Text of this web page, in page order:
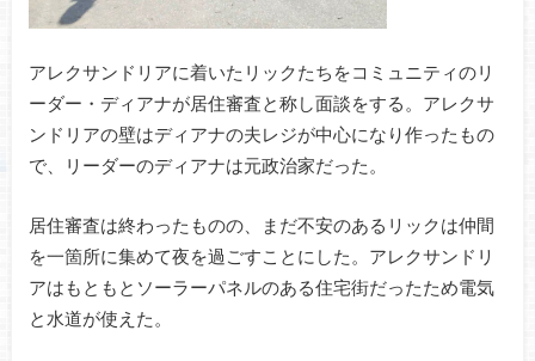
アレクサンドリアに着いたリックたちをコミュニティのリ
ーダー・ディアナが居住審査と称し面談をする。アレクサ
ンドリアの壁はディアナの夫レジが中心になり作ったもの
で、リーダーのディアナは元政治家だった。
居住審査は終わったものの、まだ不安のあるリックは仲間
を一箇所に集めて夜を過ごすことにした。アレクサンドリ
アはもともとソーラーパネルのある住宅街だったため電気
と水道が使えた。